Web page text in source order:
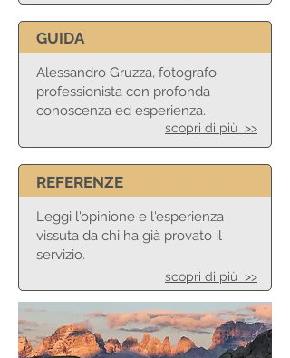
GUIDA
Alessandro Gruzza, fotografo
professionista con profonda
conoscenza ed esperienza.
scopri di più >>
REFERENZE
Leggi l'opinione e l'esperienza
vissuta da chi ha già provato il
servizio.
scopri di più >>